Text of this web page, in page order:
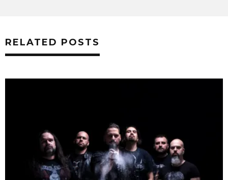
RELATED POSTS